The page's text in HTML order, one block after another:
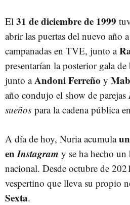
El 31 de diciembre de 1999
abrir las puertas del nuevo año
campanadas en TVE, junto a
presentarían la posterior gala
junto aAndoni Ferreño y
año condujo el show de parejas
sueños para la cadena pública
A día de hoy, Nuria acumula
enInstagram y se ha hecho un
nacional. Desde octubre de
vespertino que lleva su propio
Sexta​.